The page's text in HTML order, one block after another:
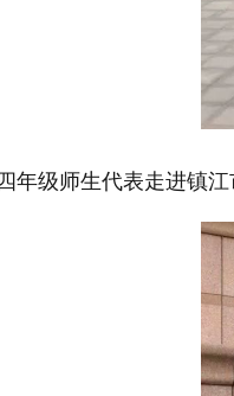
年级师生代表走进镇